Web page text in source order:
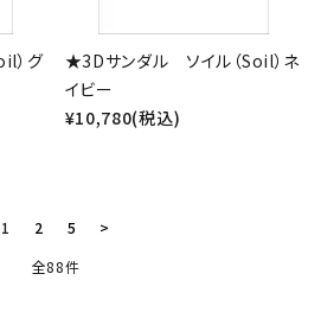
）グ
★3Dサンダル ソイル（Soil）ネ
イビー
¥10,780(税込)
1 2 5
>
全88件